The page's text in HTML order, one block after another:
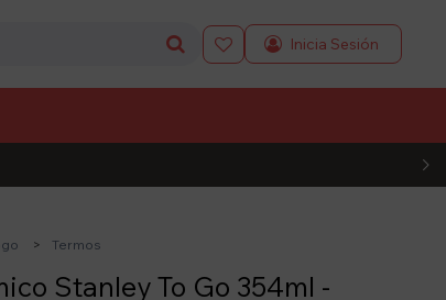

Termos
Stanley To Go 354ml -